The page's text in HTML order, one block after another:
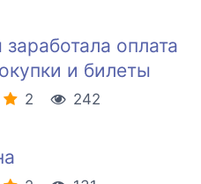
оплата
и билеты
2
242